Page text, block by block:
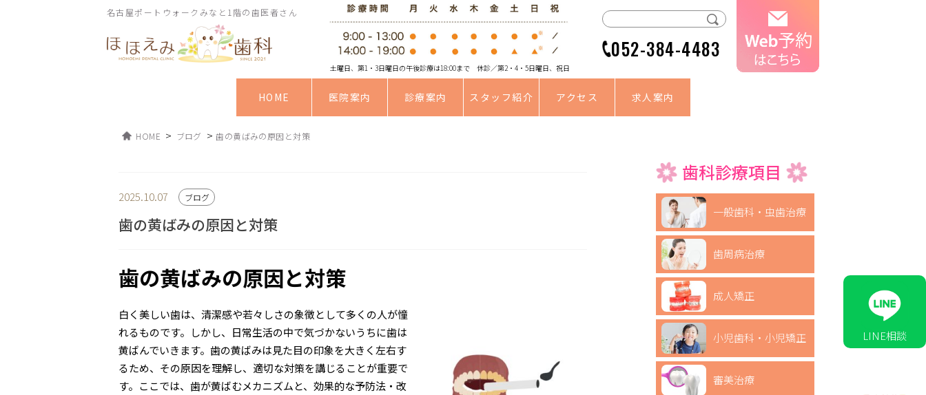
名古屋ポートウォークみなと1階の歯医者さん
土曜日、第1・3日曜日の午後診療は18:00まで 休診／第2・4・5日曜日、祝日
052-384-4483
HOME 医院案内 診療案内 スタッフ紹介 アクセス 求人案内
HOME > ブログ > 歯の黄ばみの原因と対策
2025.10.07 ブログ
歯の黄ばみの原因と対策
歯の黄ばみの原因と対策
白く美しい歯は、清潔感や若々しさの象徴として多くの人が憧
れるものです。しかし、日常生活の中で気づかないうちに歯は
黄ばんでいきます。歯の黄ばみは見た目の印象を大きく左右す
るため、その原因を理解し、適切な対策を講じることが重要で
す。ここでは、歯が黄ばむメカニズムと、効果的な予防法・改
歯科診療項目
一般歯科・虫歯治療
歯周病治療
成人矯正
小児歯科・小児矯正
審美治療
LINE相談